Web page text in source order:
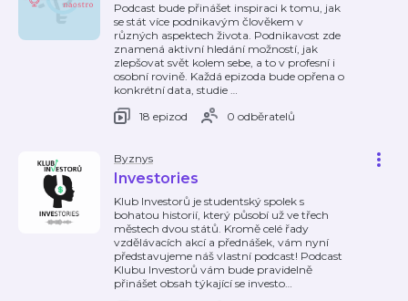
Podcast bude přinášet inspiraci k tomu, jak
se stát více podnikavým člověkem v
různých aspektech života. Podnikavost zde
znamená aktivní hledání možností, jak
zlepšovat svět kolem sebe, a to v profesní i
osobní rovině. Každá epizoda bude opřena o
konkrétní data, studie …
18 epizod
0 odběratelů
Byznys
Investories
Klub Investorů je studentský spolek s
bohatou historií, který působí už ve třech
městech dvou států. Kromě celé řady
vzdělávacích akcí a přednášek, vám nyní
představujeme náš vlastní podcast! Podcast
Klubu Investorů vám bude pravidelně
přinášet obsah týkající se investo…